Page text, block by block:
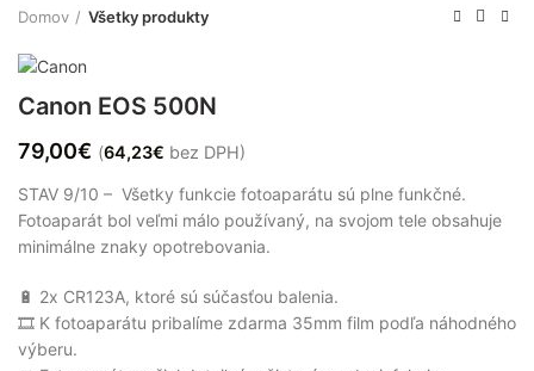
Domov Všetky produkty
Canon EOS 500N
79,00€ (64,23€ bez DPH)
STAV 9/10 – Všetky funkcie fotoaparátu sú plne funkčné.
Fotoaparát bol veľmi málo používaný, na svojom tele obsahuje
minimálne znaky opotrebovania.
🔋 2x CR123A, ktoré sú súčasťou balenia.
🎞 K fotoaparátu pribalíme zdarma 35mm film podľa náhodného
výberu.